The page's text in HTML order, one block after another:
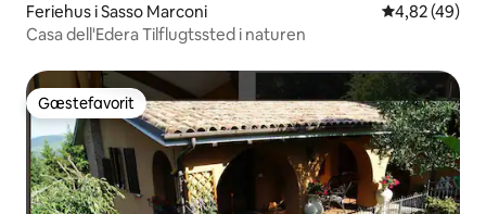
Feriehus i Sasso Marconi 4,82 ud af 5 i
4,82 (49)
Casa dell'Edera Tilflugtssted i naturen
Gæstefavorit
Gæstefavorit